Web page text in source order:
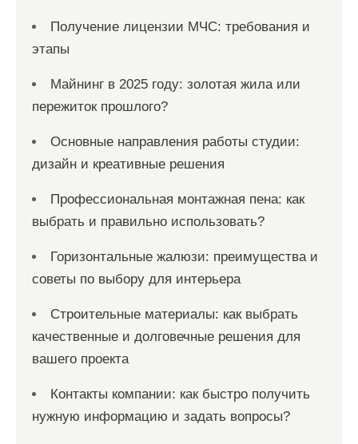
Получение лицензии МЧС: требования и
этапы
Майнинг в 2025 году: золотая жила или
пережиток прошлого?
Основные направления работы студии:
дизайн и креативные решения
Профессиональная монтажная пена: как
выбрать и правильно использовать?
Горизонтальные жалюзи: преимущества и
советы по выбору для интерьера
Строительные материалы: как выбрать
качественные и долговечные решения для
вашего проекта
Контакты компании: как быстро получить
нужную информацию и задать вопросы?